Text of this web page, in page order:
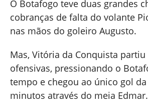
O Botafogo teve duas grandes
cobranças de falta do volante
nas mãos do goleiro Augusto.
Mas, Vitória da Conquista
ofensivas, pressionando o
tempo e chegou ao único gol
minutos através do meia Edmar.